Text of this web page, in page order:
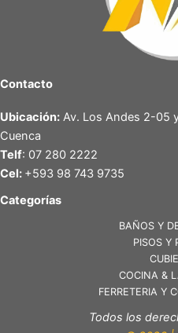
Contacto
Ubicación: Av. Los Andes 2-05
Cuenca
Telf: 07 280 2222
Cel: +593 98 743 9735
Categorías
BAÑOS Y
PISOS Y
COCINA &
FERRETERIA Y
Todos los